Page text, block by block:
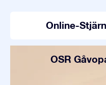
Online-
OSR